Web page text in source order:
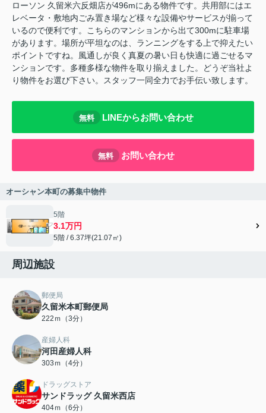
ローソン 久留米六反畑店が496mにある物件です。共用部にはエ
レベータ・敷地内ごみ置き場など様々な設備やサービスが揃って
いるので便利です。こちらのマンションから出て300mに駐車場
があります。場所が平坦なのは、ランニングをする上で抑えたい
ポイントですね。風通しが良く真夏の暑い日も快適に過ごせるマ
ンションです。多種多様な物件を取り揃えました。どうぞ当社よ
り物件をお選び下さい。スタッフ一同全力でお手伝い致します。
無料 LINEからお問い合わせ
無料 お問い合わせ
オーシャン本町の募集中物件
5階
3.1万円
5階 / 6.37坪(21.07㎡)
周辺施設
郵便局
久留米本町郵便局
222ｍ（3分）
産婦人科
河田産婦人科
303ｍ（4分）
ドラッグストア
サンドラッグ 久留米西店
404ｍ（6分）